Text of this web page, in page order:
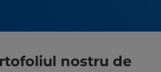
nostru de